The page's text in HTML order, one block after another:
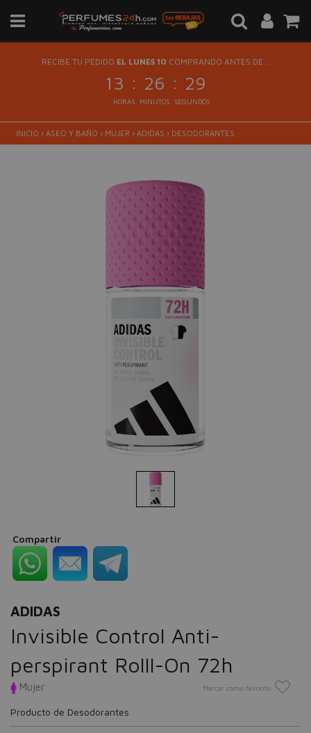
RECIBE TU PEDIDO EL LUNES 10 COMPRANDO ANTES DE...
13 : 26 : 29
HORAS MINUTOS SEGUNDOS
INICIO › ASEO Y BAÑO › MUJER › ADIDAS › DESODORANTES
Compartir
ADIDAS
Invisible Control Anti-
perspirant Rolll-On 72h
Mujer Marcar como favorito
Producto de Desodorantes